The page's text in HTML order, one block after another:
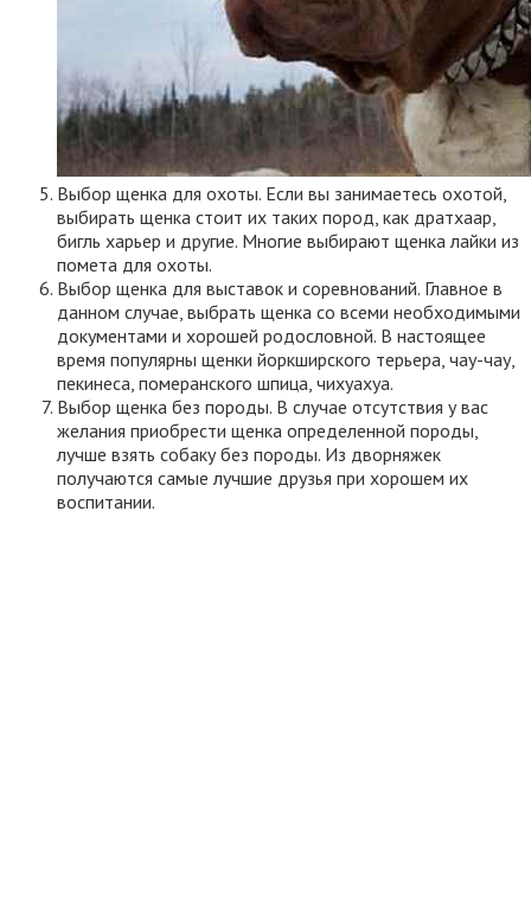
Выбор щенка для охоты. Если вы занимаетесь охотой,
выбирать щенка стоит их таких пород, как дратхаар,
бигль харьер и другие. Многие выбирают щенка лайки из
помета для охоты.
Выбор щенка для выставок и соревнований. Главное в
данном случае, выбрать щенка со всеми необходимыми
документами и хорошей родословной. В настоящее
время популярны щенки йоркширского терьера, чау-чау,
пекинеса, померанского шпица, чихуахуа.
Выбор щенка без породы. В случае отсутствия у вас
желания приобрести щенка определенной породы,
лучше взять собаку без породы. Из дворняжек
получаются самые лучшие друзья при хорошем их
воспитании.